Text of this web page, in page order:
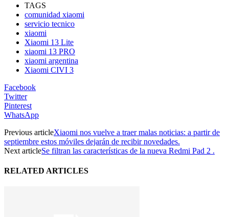
TAGS
comunidad xiaomi
servicio tecnico
xiaomi
Xiaomi 13 Lite
xiaomi 13 PRO
xiaomi argentina
Xiaomi CIVI 3
Facebook
Twitter
Pinterest
WhatsApp
Previous articleXiaomi nos vuelve a traer malas noticias: a partir de
septiembre estos móviles dejarán de recibir novedades.
Next articleSe filtran las características de la nueva Redmi Pad 2 .
RELATED ARTICLES